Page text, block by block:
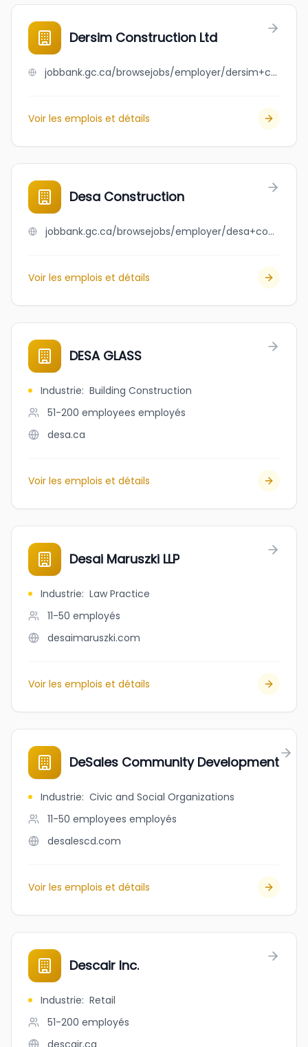
Dersim Construction Ltd
jobbank.gc.ca/browsejobs/employer/dersim+construction+ltd/ca
Voir les emplois et détails
Desa Construction
jobbank.gc.ca/browsejobs/employer/desa+construction/ca
Voir les emplois et détails
DESA GLASS
Industrie: Building Construction
51-200 employees employés
desa.ca
Voir les emplois et détails
Desai Maruszki LLP
Industrie: Law Practice
11-50 employés
desaimaruszki.com
Voir les emplois et détails
DeSales Community Development
Industrie: Civic and Social Organizations
11-50 employees employés
desalescd.com
Voir les emplois et détails
Descair Inc.
Industrie: Retail
51-200 employés
descair.ca